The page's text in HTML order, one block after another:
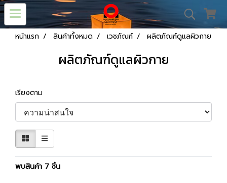
หน้าแรก สินค้าทั้งหมด เวชภัณฑ์ ผลิตภัณฑ์ดูแลผิวกาย
ผลิตภัณฑ์ดูแลผิวกาย
เรียงตาม
พบสินค้า 7 ชิ้น